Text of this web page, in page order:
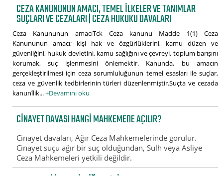
CEZA KANUNUNUN AMACI, TEMEL İLKELER VE TANIMLAR
SUÇLARI VE CEZALARI | CEZA HUKUKU DAVALARI
Ceza Kanununun amacıTck Ceza kanunu Madde 1(1) Ceza
Kanununun amacı; kişi hak ve özgürlüklerini, kamu düzen ve
güvenliğini, hukuk devletini, kamu sağlığını ve çevreyi, toplum barışını
korumak, suç işlenmesini önlemektir. Kanunda, bu amacın
gerçekleştirilmesi için ceza sorumluluğunun temel esasları ile suçlar,
ceza ve güvenlik tedbirlerinin türleri düzenlenmiştir.Suçta ve cezada
kanunîlik...+Devamını oku
CINAYET DAVASI HANGI MAHKEMEDE AÇILIR?
Cinayet davaları, Ağır Ceza Mahkemelerinde görülür.
Cinayet suçu ağır bir suç olduğundan, Sulh veya Asliye
Ceza Mahkemeleri yetkili değildir.